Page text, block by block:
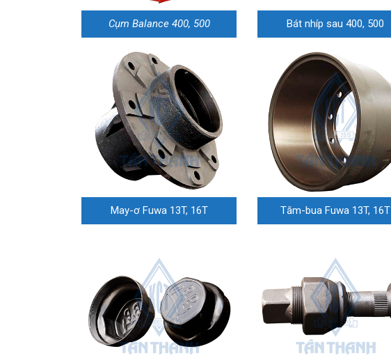
Cụm Balance 400, 500 Bát nhíp sau 400, 500
May-ơ Fuwa 13T, 16T Tăm-bua Fuwa 13T, 16T